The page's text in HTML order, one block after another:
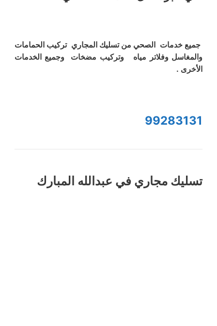
جميع خدمات الصحي من تسليك المجاري تركيب الحمامات
والمغاسل وفلاتر مياه وتركيب مضخات وجميع الخدمات
الأخرى .
99283131
تسليك مجاري في عبدالله المبارك